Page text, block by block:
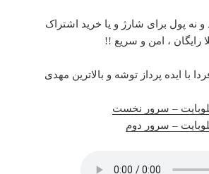
و نه پول برای شارژ و یا خرید اشتراک
رایگان ، امن و سریع !!
با ایده پرداز توشه و بالاترین مهدی